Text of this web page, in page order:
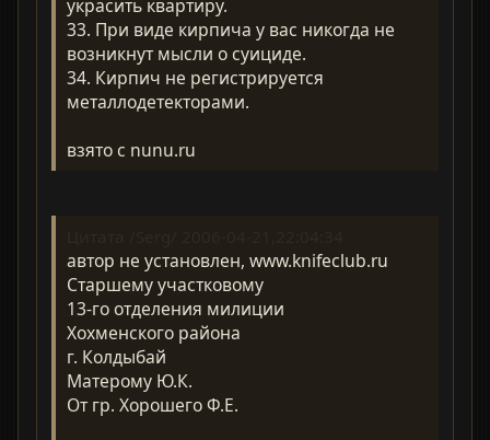
украсить квартиру.
33. При виде кирпича у вас никогда не
возникнут мысли о суициде.
34. Кирпич не регистрируется
металлодетекторами.
взято с nunu.ru
автор не установлен, www.knifeclub.ru
Старшему участковому
13-го отделения милиции
Хохменского района
г. Колдыбай
Матерому Ю.К.
От гр. Хорошего Ф.Е.